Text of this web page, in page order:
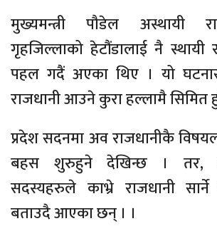
मुख्यमन्त्री पौडेल अस्थायी
गृहजिल्लाको हेटौंडालाई नै स्थायी
पहल गदैं अएका थिए । यो
राजधानी आउने कुरा हल्लामै सिमित
प्रदेश सदनमा अव राजधानीकै
बहस शुरुहुने देखिन्छ । तर,
सदस्यहरुले काभ्रे राजधानी
बताउदै आएका छन् । ।